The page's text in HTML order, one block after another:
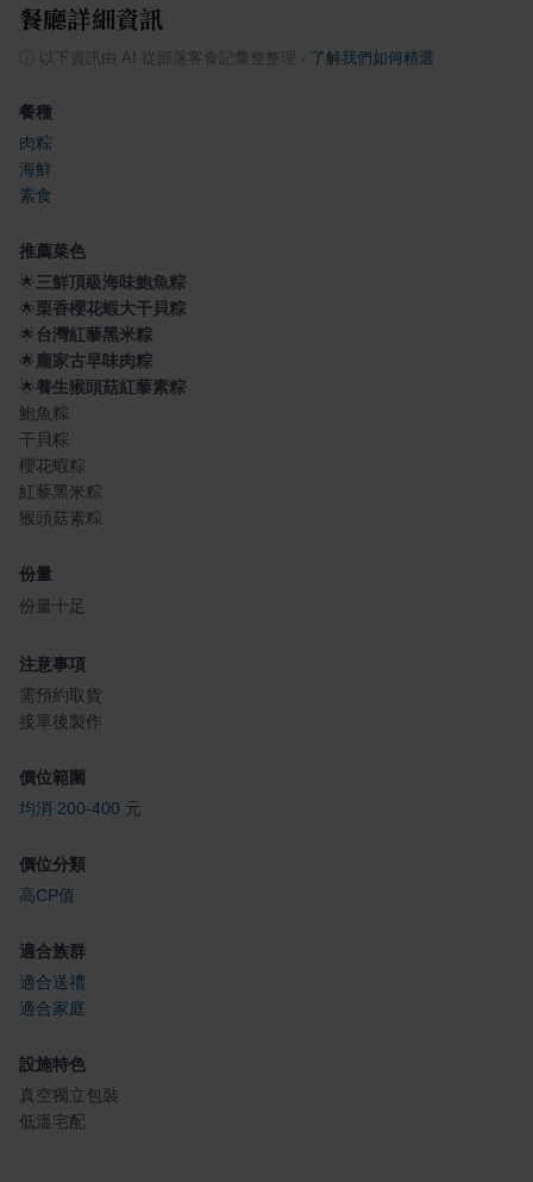
餐廳詳細資訊
以下資訊由 AI 從部落客食記彙整整理 了解我們如何精選
餐種
肉粽
海鮮
素食
推薦菜色
🌟三鮮頂級海味鮑魚粽
🌟栗香櫻花蝦大干貝粽
🌟台灣紅藜黑米粽
🌟 龐家古早味肉粽
🌟養生猴頭菇紅藜素粽
鮑魚粽
干貝粽
櫻花蝦粽
紅藜黑米粽
猴頭菇素粽
份量
份量十足
注意事項
需預約取貨
接單後製作
價位範圍
均消 200-400 元
價位分類
高CP值
適合族群
適合送禮
適合家庭
設施特色
真空獨立包裝
低溫宅配